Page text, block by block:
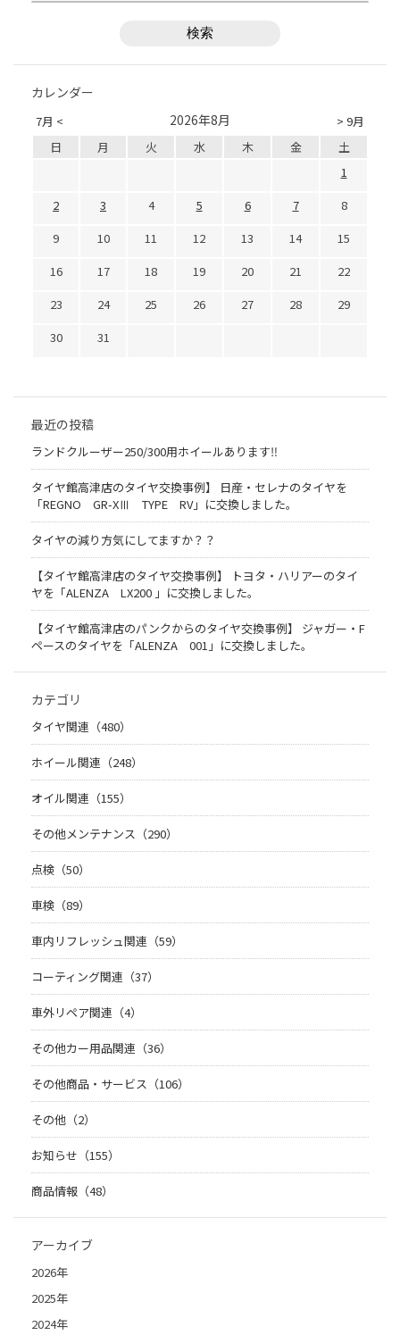
カレンダー
7月 < > 9月
2026年8月
日 月 火 水 木 金
土
1
2
3 4 5 6 7
8
9
10 11 12 13 14
15
16
17 18 19 20 21
22
23
24 25 26 27 28
29
30
31
最近の投稿
ランドクルーザー250/300用ホイールあります‼
タイヤ館高津店のタイヤ交換事例】 日産・セレナのタイヤを
「REGNO GR-XⅢ TYPE RV」に交換しました。
タイヤの減り方気にしてますか？？
【タイヤ館高津店のタイヤ交換事例】 トヨタ・ハリアーのタイ
ヤを「ALENZA LX200 」に交換しました。
【タイヤ館高津店のパンクからのタイヤ交換事例】 ジャガー・F
ペースのタイヤを「ALENZA 001」に交換しました。
カテゴリ
タイヤ関連（480）
ホイール関連（248）
オイル関連（155）
その他メンテナンス（290）
点検（50）
車検（89）
車内リフレッシュ関連（59）
コーティング関連（37）
車外リペア関連（4）
その他カー用品関連（36）
その他商品・サービス（106）
その他（2）
お知らせ（155）
商品情報（48）
アーカイブ
2026年
2025年
2024年